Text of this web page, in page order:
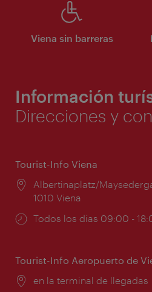
Viena sin barreras
Información
Direcciones y
Tourist-Info Viena
Lugar:
Albertinaplatz/
1010 Viena
Horarios
Todos los días 09:00 -
Tourist-Info Aeropuerto de
Lugar:
en la terminal de llegadas